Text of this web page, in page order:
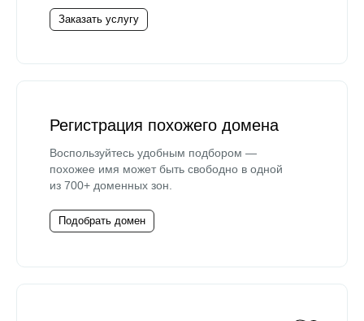
Заказать услугу
Регистрация похожего домена
Воспользуйтесь удобным подбором —
похожее имя может быть свободно в одной
из 700+ доменных зон.
Подобрать домен